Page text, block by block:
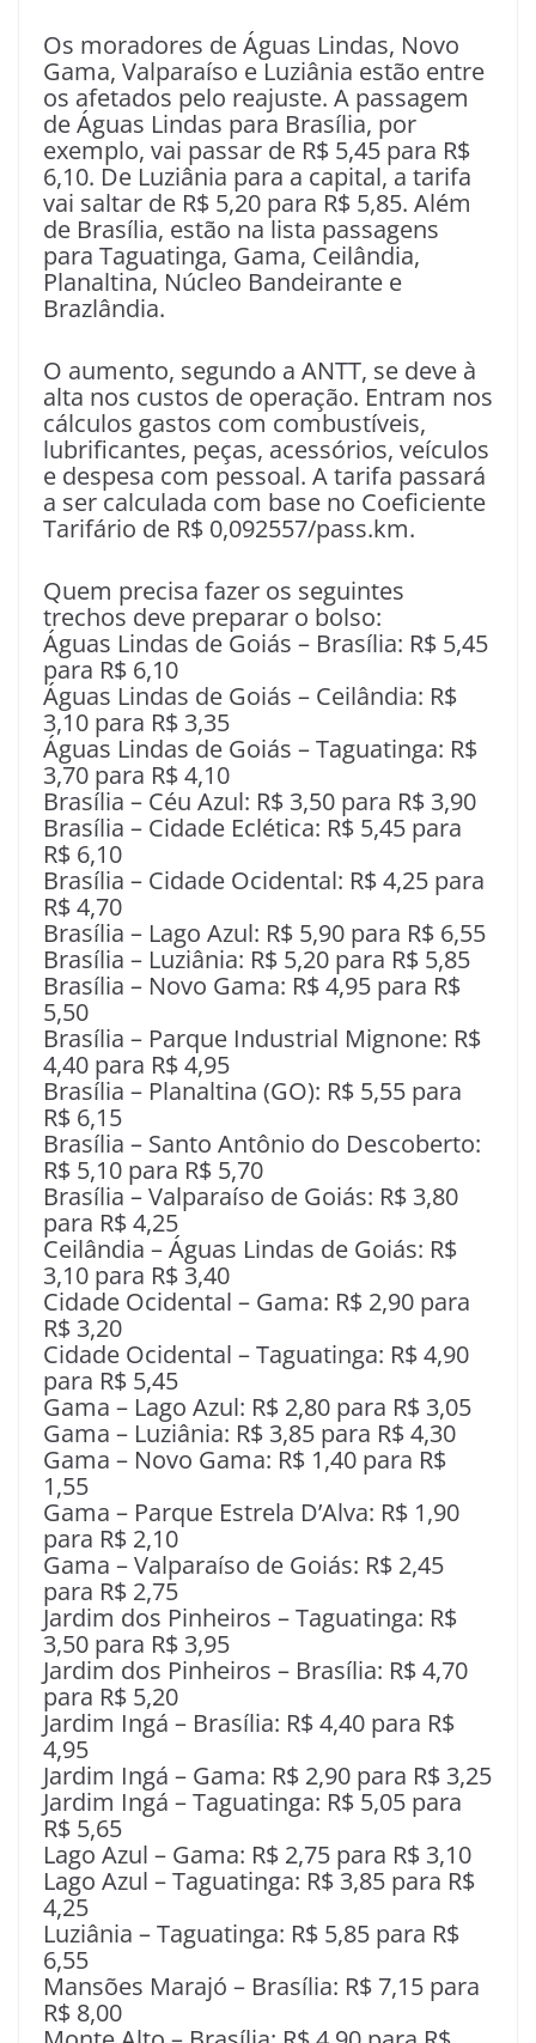
Os moradores de Águas Lindas, Novo
Gama, Valparaíso e Luziânia estão entre
os afetados pelo reajuste. A passagem
de Águas Lindas para Brasília, por
exemplo, vai passar de R$ 5,45 para R$
6,10. De Luziânia para a capital, a tarifa
vai saltar de R$ 5,20 para R$ 5,85. Além
de Brasília, estão na lista passagens
para Taguatinga, Gama, Ceilândia,
Planaltina, Núcleo Bandeirante e
Brazlândia.
O aumento, segundo a ANTT, se deve à
alta nos custos de operação. Entram nos
cálculos gastos com combustíveis,
lubrificantes, peças, acessórios, veículos
e despesa com pessoal. A tarifa passará
a ser calculada com base no Coeficiente
Tarifário de R$ 0,092557/pass.km.
Quem precisa fazer os seguintes
trechos deve preparar o bolso:
Águas Lindas de Goiás – Brasília: R$ 5,45
para R$ 6,10
Águas Lindas de Goiás – Ceilândia: R$
3,10 para R$ 3,35
Águas Lindas de Goiás – Taguatinga: R$
3,70 para R$ 4,10
Brasília – Céu Azul: R$ 3,50 para R$ 3,90
Brasília – Cidade Eclética: R$ 5,45 para
R$ 6,10
Brasília – Cidade Ocidental: R$ 4,25 para
R$ 4,70
Brasília – Lago Azul: R$ 5,90 para R$ 6,55
Brasília – Luziânia: R$ 5,20 para R$ 5,85
Brasília – Novo Gama: R$ 4,95 para R$
5,50
Brasília – Parque Industrial Mignone: R$
4,40 para R$ 4,95
Brasília – Planaltina (GO): R$ 5,55 para
R$ 6,15
Brasília – Santo Antônio do Descoberto:
R$ 5,10 para R$ 5,70
Brasília – Valparaíso de Goiás: R$ 3,80
para R$ 4,25
Ceilândia – Águas Lindas de Goiás: R$
3,10 para R$ 3,40
Cidade Ocidental – Gama: R$ 2,90 para
R$ 3,20
Cidade Ocidental – Taguatinga: R$ 4,90
para R$ 5,45
Gama – Lago Azul: R$ 2,80 para R$ 3,05
Gama – Luziânia: R$ 3,85 para R$ 4,30
Gama – Novo Gama: R$ 1,40 para R$
1,55
Gama – Parque Estrela D’Alva: R$ 1,90
para R$ 2,10
Gama – Valparaíso de Goiás: R$ 2,45
para R$ 2,75
Jardim dos Pinheiros – Taguatinga: R$
3,50 para R$ 3,95
Jardim dos Pinheiros – Brasília: R$ 4,70
para R$ 5,20
Jardim Ingá – Brasília: R$ 4,40 para R$
4,95
Jardim Ingá – Gama: R$ 2,90 para R$ 3,25
Jardim Ingá – Taguatinga: R$ 5,05 para
R$ 5,65
Lago Azul – Gama: R$ 2,75 para R$ 3,10
Lago Azul – Taguatinga: R$ 3,85 para R$
4,25
Luziânia – Taguatinga: R$ 5,85 para R$
6,55
Mansões Marajó – Brasília: R$ 7,15 para
R$ 8,00